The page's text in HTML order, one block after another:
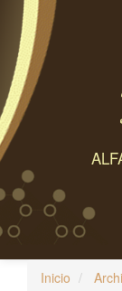
N
a
e
r
Inicio